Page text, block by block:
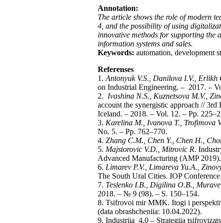
Annotation:
The article shows the role of modern
4, and the possibility of using
innovative methods for supporting the
information systems and sales.
Keywords: automation, development
Referenses
1.Antonyuk V.S., Danilova I.V., Erlikh
on Industrial Engineering. – 2017. –
2. Ivashina N.S., Kuznetsova M.V.,
account the synergistic approach //
Iceland. – 2018. – Vol. 12. – Pр.
3. Karelina M., Ivanova T., Trofimova
No. 5. – Pp. 762–770.
4. Zhang C.M., Chen Y., Chen H.,
5. Majstorovic V.D., Mitrovic R.
Advanced Manufacturing (AMP
6. Limarev P.V., Limareva Yu.A.,
The South Ural Cities. IOP
7. Teslenko I.B., Digilina O.B.,
2018. – № 9 (98). – S. 150–154.
8. Tsifrovoi mir MMK. Itogi i
(data obrashcheniia: 10.04.2022).
9. Industriia 4.0 – Strategiia